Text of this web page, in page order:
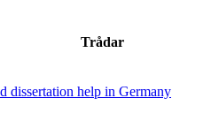
Trådar
dissertation help in Germany